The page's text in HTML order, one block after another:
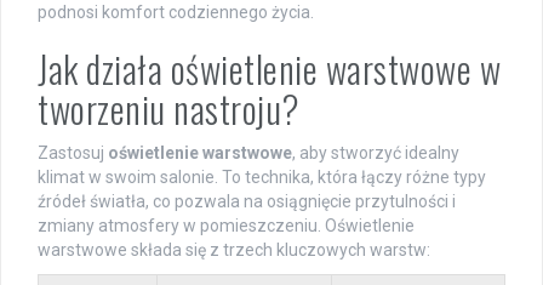
podnosi komfort codziennego życia.
Jak działa oświetlenie warstwowe w
tworzeniu nastroju?
Zastosuj oświetlenie warstwowe, aby stworzyć idealny
klimat w swoim salonie. To technika, która łączy różne typy
źródeł światła, co pozwala na osiągnięcie przytulności i
zmiany atmosfery w pomieszczeniu. Oświetlenie
warstwowe składa się z trzech kluczowych warstw: